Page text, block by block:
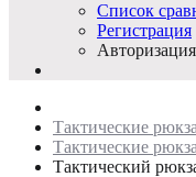
Список
Регистрация
Авторизация
Тактические
Тактические
Тактический